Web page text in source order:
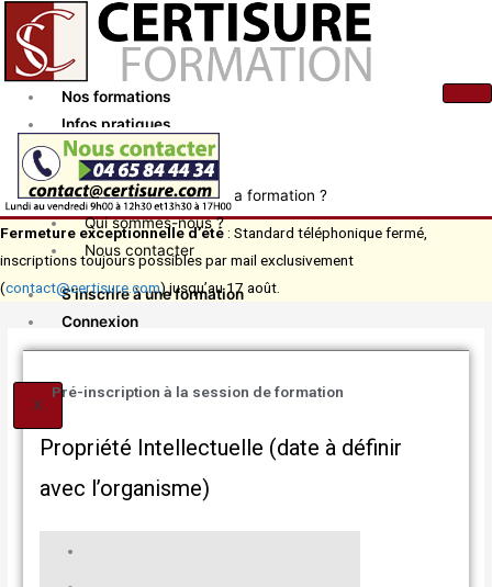
contenu
Nos formations
Infos pratiques
Actualités
Comment financer ma formation ?
Qui sommes-nous ?
Nous contacter
S’inscrire à une formation
Connexion
X
Fermeture exceptionnelle d’été : Standard téléphonique fermé,
inscriptions toujours possibles par mail exclusivement
(contact@certisure.com) jusqu’au 17 août.
Pré-inscription à la session de formation
Propriété Intellectuelle (date à définir
avec l’organisme)